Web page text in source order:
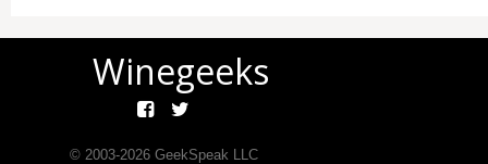
Winegeeks
© 2003-2026GeekSpeak LLC